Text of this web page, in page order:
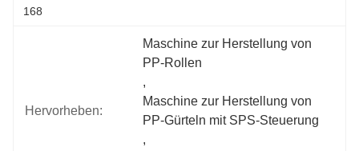
168
Hervorheben:
Maschine zur Herstellung von
PP-Rollen
,
Maschine zur Herstellung von
PP-Gürteln mit SPS-Steuerung
,